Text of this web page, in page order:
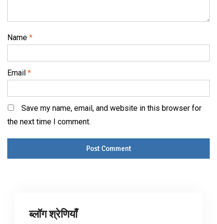
Name *
Email *
Save my name, email, and website in this browser for
the next time I comment.
ब्लॉग श्रेणियाँ